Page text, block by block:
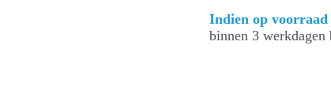
Indien op voorraad
binnen 3